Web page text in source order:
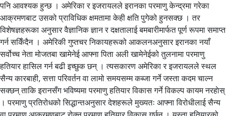
पनि आवश्यक हुन्छ । अमेरिका र इजरायलले इरानका परमाणु केन्द्रमा गरेका
आक्रमणबाट उसको प्राविधिक क्षमतामा केही क्षति पुगेको हुनसक्छ । तर
विशेषज्ञहरूका अनुसार वैज्ञानिक ज्ञान र दक्षतालाई बमबारीमार्फत पूर्ण रूपमा समाप्त
गर्न सकिँदैन । अमेरिकी गुप्तचर निकायहरूको आकलनअनुसार इरानका नयाँ
सर्वोच्च नेता मोजतबा खामेनेई आफ्ना पिता अली खामेनेईको तुलनामा परमाणु
हतियार हासिल गर्न बढी इच्छुक छन् । त्यसकारण अमेरिका र इजरायलले स्थल
सैन्य कारबाही, सत्ता परिवर्तन वा लामो समयसम्म कब्जा गर्ने जस्ता कदम चाल्न
सक्छन् ताकि इरानसँग भविष्यमा परमाणु हतियार विकास गर्ने विकल्प कायम नरहाेस्
। परमाणु प्रतिरोधको सिद्धान्तअनुसार देशहरूले मुख्यतः आफ्ना विरोधीलाई सैन्य